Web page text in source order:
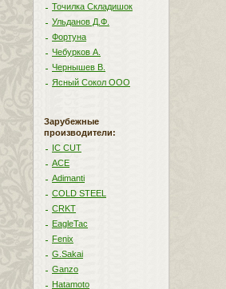
Точилка Складишок
Ульданов Д.Ф.
Фортуна
Чебурков А.
Чернышев В.
Ясный Сокол ООО
Зарубежные
производители:
IC CUT
ACE
Adimanti
COLD STEEL
CRKT
EagleTac
Fenix
G.Sakai
Ganzo
Hatamoto